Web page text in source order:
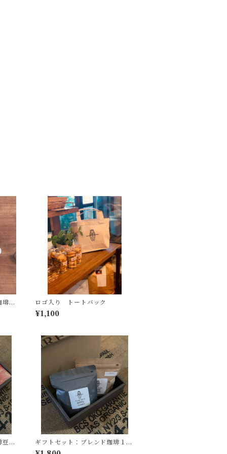
琲２
ロゴ入り トートバック
¥1,100
豆１
ギフトセット：ブレンド珈琲１０
０ｇ・おすすめ珈琲豆１００ｇ